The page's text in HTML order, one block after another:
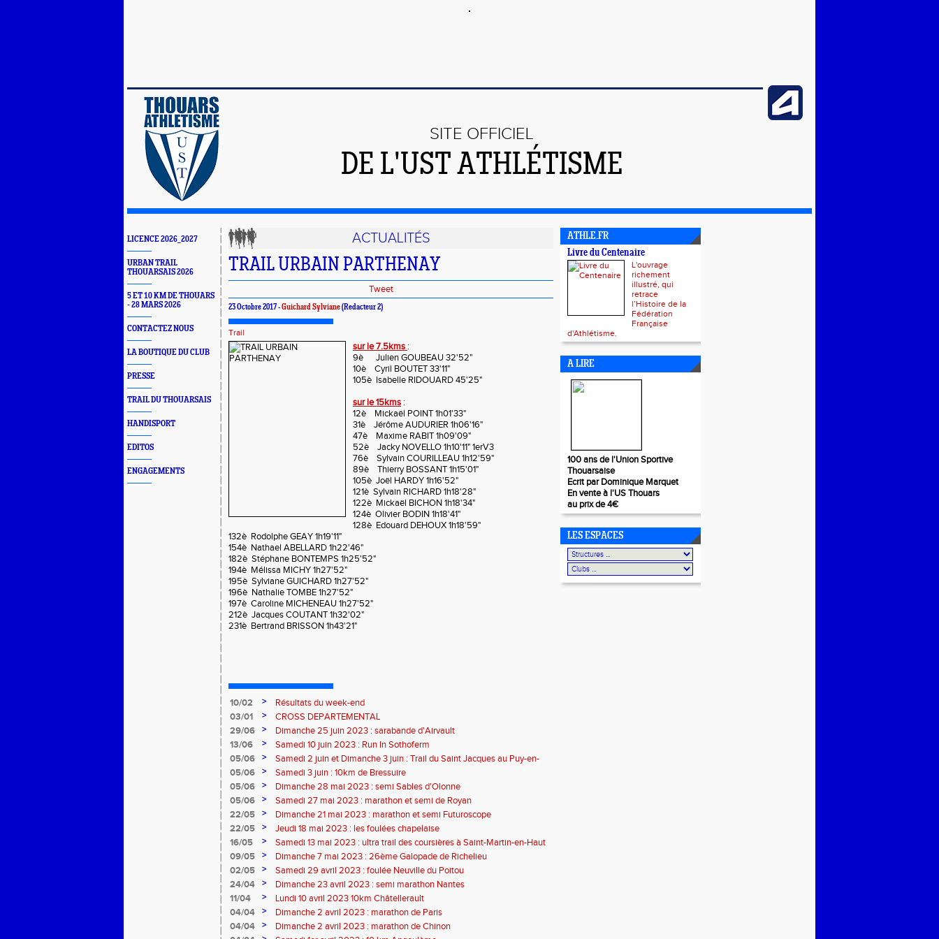
SITE OFFICIEL
DE L'UST ATHLÉTISME
LICENCE 2026_2027
URBAN TRAIL
THOUARSAIS 2026
5 ET 10 KM DE THOUARS
- 28 MARS 2026
CONTACTEZ NOUS
LA BOUTIQUE DU CLUB
PRESSE
TRAIL DU THOUARSAIS
HANDISPORT
EDITOS
ENGAGEMENTS
ACTUALITÉS
TRAIL URBAIN PARTHENAY
Tweet
23 Octobre 2017 -Guichard Sylviane(Redacteur 2)
Trail
sur le 7.5kms :
9è Julien GOUBEAU 32'52"
10è Cyril BOUTET 33'11"
105è Isabelle RIDOUARD 45'25"
sur le 15kms :
12è Mickaël POINT 1h01'33"
31è Jérôme AUDURIER 1h06'16"
47è Maxime RABIT 1h09'09"
52è Jacky NOVELLO 1h10'11" 1erV3
76è Sylvain COURILLEAU 1h12'59"
89è Thierry BOSSANT 1h15'01"
105è Joël HARDY 1h16'52"
121è Sylvain RICHARD 1h18'28"
122è Mickaël BICHON 1h18'34"
124è Olivier BODIN 1h18'41"
128è Edouard DEHOUX 1h18'59"
132è Rodolphe GEAY 1h19'11"
154è Nathael ABELLARD 1h22'46"
182è Stéphane BONTEMPS 1h25'52"
194è Mélissa MICHY 1h27'52"
195è Sylviane GUICHARD 1h27'52"
196è Nathalie TOMBE 1h27'52"
197è Caroline MICHENEAU 1h27'52"
212è Jacques COUTANT 1h32'02"
231è Bertrand BRISSON 1h43'21"
10/02 >
Résultats du week-end
03/01
>
CROSS DEPARTEMENTAL
29/06
>
Dimanche 25 juin 2023 : sarabande d'Airvault
13/06
>
Samedi 10 juin 2023 : Run In Sothoferm
05/06
>
Samedi 2 juin et Dimanche 3 juin : Trail du Saint Jacques au Puy-en-
Velay
05/06 >
Samedi 3 juin : 10km de Bressuire
05/06
>
Dimanche 28 mai 2023 : semi Sables d'Olonne
05/06
>
Samedi 27 mai 2023 : marathon et semi de Royan
22/05
>
Dimanche 21 mai 2023 : marathon et semi Futuroscope
22/05
>
Jeudi 18 mai 2023 : les foulées chapelaise
16/05
>
Samedi 13 mai 2023 : ultra trail des coursières à Saint-Martin-en-Haut
09/05
>
Dimanche 7 mai 2023 : 26ème Galopade de Richelieu
02/05
>
Samedi 29 avril 2023 : foulée Neuville du Poitou
24/04
>
Dimanche 23 avril 2023 : semi marathon Nantes
11/04
>
Lundi 10 avril 2023 10km Châtellerault
04/04
>
Dimanche 2 avril 2023 : marathon de Paris
04/04
>
Dimanche 2 avril 2023 : marathon de Chinon
ATHLE.FR
Livre du Centenaire
L'ouvrage
richement
illustré, qui
retrace
l’Histoire de la
Fédération
Française
d'Athlétisme.
A LIRE
100 ans de l'Union Sportive
Thouarsaise
Ecrit par Dominique Marquet
En vente à l'US Thouars
au prix de 4€
LES ESPACES